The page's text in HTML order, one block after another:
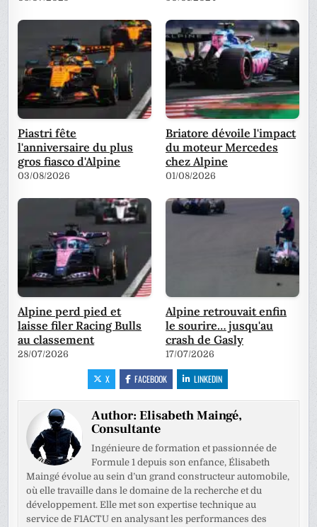
Piastri fête
l'anniversaire du plus
gros fiasco d'Alpine
03/08/2026
Briatore dévoile l'impact
du moteur Mercedes
chez Alpine
01/08/2026
Alpine perd pied et
laisse filer Racing Bulls
au classement
28/07/2026
Alpine retrouvait enfin
le sourire… jusqu'au
crash de Gasly
17/07/2026
X FACEBOOK LINKEDIN
Author:Elisabeth Maingé,
Consultante
Ingénieure de formation et passionnée de
Formule 1 depuis son enfance, Élisabeth
Maingé évolue au sein d’un grand constructeur automobile,
où elle travaille dans le domaine de la recherche et du
développement. Elle met son expertise technique au
service de F1ACTU en analysant les performances des